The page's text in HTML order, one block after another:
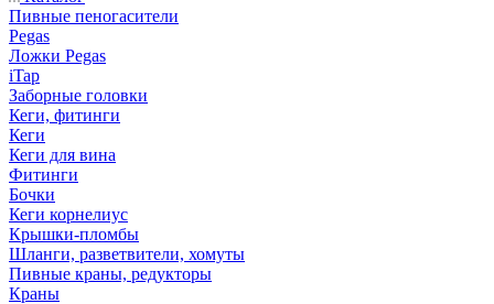
Пивные пеногасители
Pegas
Ложки Pegas
iTap
Заборные головки
Кеги, фитинги
Кеги
Кеги для вина
Фитинги
Бочки
Кеги корнелиус
Крышки-пломбы
Шланги, разветвители, хомуты
Пивные краны, редукторы
Краны